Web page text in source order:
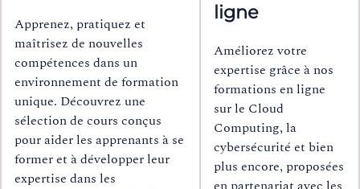
Apprenez, pratiquez et
maîtrisez de nouvelles
compétences dans un
environnement de formation
unique. Découvrez une
sélection de cours conçus
pour aider les apprenants à se
former et à développer leur
expertise dans les
ligne
Améliorez votre
expertise grâce à nos
formations en ligne
sur le Cloud
Computing, la
cybersécurité et bien
plus encore, proposées